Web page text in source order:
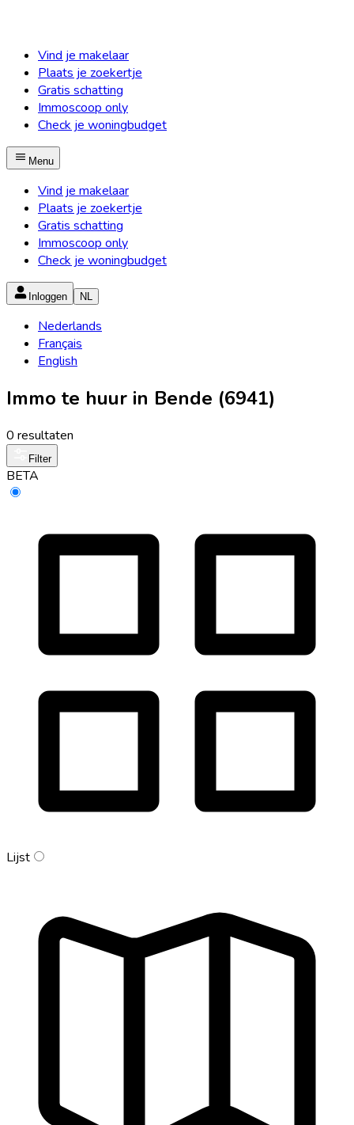
Vind je makelaar
Plaats je zoekertje
Gratis schatting
Immoscoop only
Check je woningbudget
Menu
Vind je makelaar
Plaats je zoekertje
Gratis schatting
Immoscoop only
Check je woningbudget
Inloggen NL
Nederlands
Français
English
Immo te huur in Bende (6941)
0 resultaten
Filter
BETA
Lijst